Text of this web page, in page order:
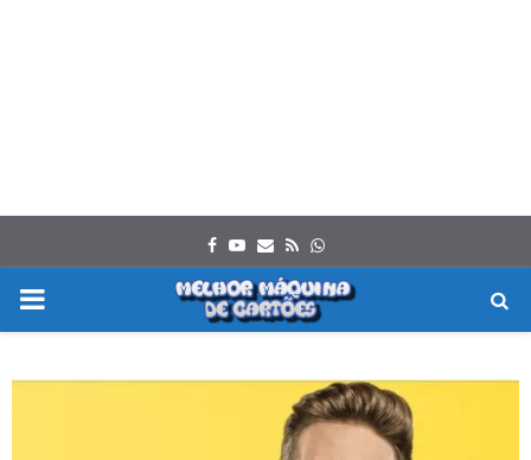
Facebook
Youtube
Email
RssWhatsapp
PRIMARY